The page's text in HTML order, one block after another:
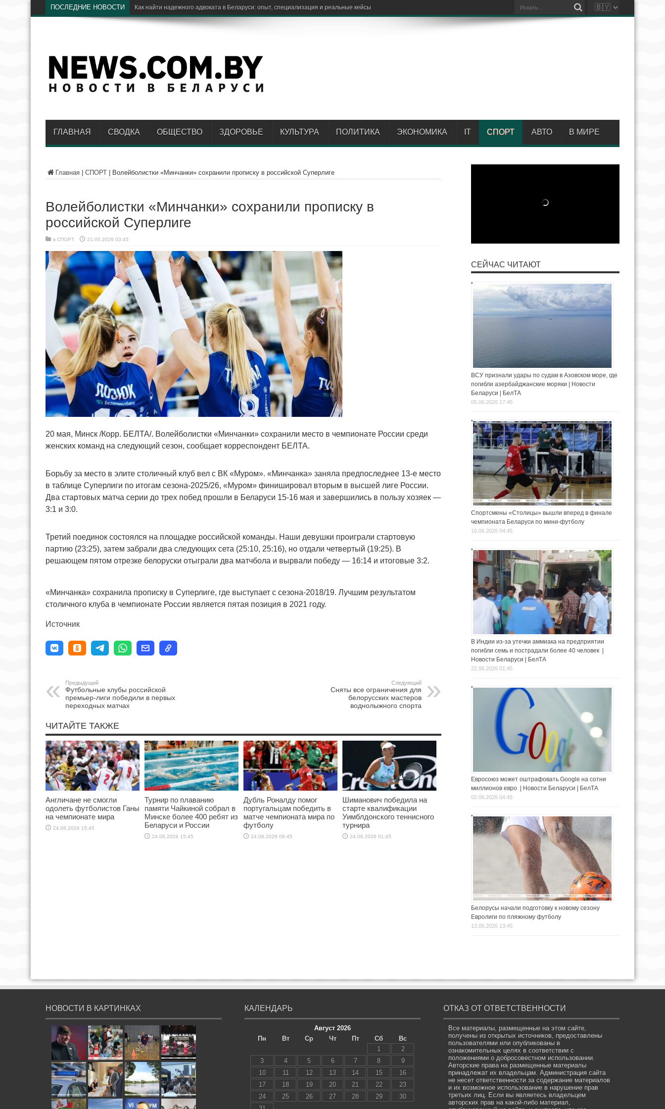
ПОСЛЕДНИЕ НОВОСТИ Э
ГЛАВНАЯ СВОДКА ОБЩЕСТВО ЗДОРОВЬЕ КУЛЬТУРА ПОЛИТИКА ЭКОНОМИКА IT СПОРТ АВТО В МИРЕ
Главная СПОРТ Волейболистки «Минчанки» сохранили прописку в российской Суперлиге
Волейболистки «Минчанки» сохранили прописку в
российской Суперлиге
в СПОРТ 21.05.2026 03:45
20 мая, Минск /Корр. БЕЛТА/. Волейболистки «Минчанки» сохранили место в чемпионате России среди
женских команд на следующий сезон, сообщает корреспондент БЕЛТА.
Борьбу за место в элите столичный клуб вел с ВК «Муром». «Минчанка» заняла предпоследнее 13-е место
в таблице Суперлиги по итогам сезона-2025/26, «Муром» финишировал вторым в высшей лиге России.
Два стартовых матча серии до трех побед прошли в Беларуси 15-16 мая и завершились в пользу хозяек —
3:1 и 3:0.
Третий поединок состоялся на площадке российской команды. Наши девушки проиграли стартовую
партию (23:25), затем забрали два следующих сета (25:10, 25:16), но отдали четвертый (19:25). В
решающем пятом отрезке белоруски отыграли два матчбола и вырвали победу — 16:14 и итоговые 3:2.
«Минчанка» сохранила прописку в Суперлиге, где выступает с сезона-2018/19. Лучшим результатом
столичного клуба в чемпионате России является пятая позиция в 2021 году.
Источник
Предыдущий
Футбольные клубы российской
премьер-лиги победили в первых
переходных матчах
Следующий
Сняты все ограничения для
белорусских мастеров
воднолыжного спорта
ЧИТАЙТЕ ТАКЖЕ
Англичане не смогли
одолеть футболистов Ганы
на чемпионате мира
24.06.2026 15:45
Турнир по плаванию
памяти Чайкиной собрал в
Минске более 400 ребят из
Беларуси и России
24.06.2026 15:45
Дубль Роналду помог
португальцам победить в
матче чемпионата мира по
футболу
24.06.2026 08:45
Шиманович победила на
старте квалификации
Уимблдонского теннисного
турнира
24.06.2026 01:45
СЕЙЧАС ЧИТАЮТ
ВСУ признали удары по судам в Азовском море, где
погибли азербайджанские моряки | Новости
Беларуси | БелТА
05.06.2026 17:45
Спортсмены «Столицы» вышли вперед в финале
чемпионата Беларуси по мини-футболу
16.06.2026 04:45
В Индии из-за утечки аммиака на предприятии
погибли семь и пострадали более 40 человек |
Новости Беларуси | БелТА
22.06.2026 01:45
Евросоюз может оштрафовать Google на сотни
миллионов евро | Новости Беларуси | БелТА
02.06.2026 04:45
Белорусы начали подготовку к новому сезону
Евролиги по пляжному футболу
13.05.2026 13:45
НОВОСТИ В КАРТИНКАХ КАЛЕНДАРЬ
Август 2026
Пн
Вт Ср Чт Пт Сб
Вс
1
2
3
4 5 6 7 8
9
10
11 12 13 14 15
16
17
18 19 20 21 22
23
24
25 26 27 28 29
30
ОТКАЗ ОТ ОТВЕТСТВЕННОСТИ
Все материалы, размещенные на этом сайте,
получены из открытых источников, предоставлены
пользователями или опубликованы в
ознакомительных целях в соответствии с
положениями о добросовестном использовании.
Авторские права на размещенные материалы
принадлежат их владельцам. Администрация сайта
не несет ответственности за содержание материалов
и их возможное использование в нарушение прав
третьих лиц. Если вы являетесь владельцем
авторских прав на какой-либо материал,